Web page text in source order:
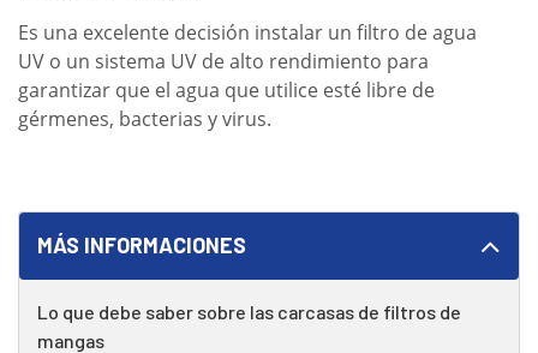
Es una excelente decisión instalar un filtro de agua
UV o un sistema UV de alto rendimiento para
garantizar que el agua que utilice esté libre de
gérmenes, bacterias y virus.
MÁS INFORMACIONES
Lo que debe saber sobre las carcasas de filtros de
mangas